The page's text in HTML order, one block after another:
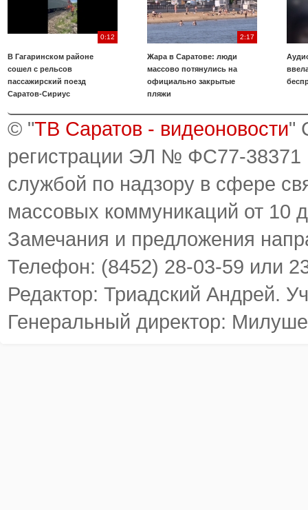
0:12
В Гагаринском районе
сошел с рельсов
пассажирский поезд
Саратов-Сириус
2:17
Жара в Саратове: люди
массово потянулись на
официально закрытые
пляжи
© "ТВ Саратов - видеоновости"
регистрации ЭЛ № ФС77-38371
службой по надзору в сфере
массовых коммуникаций от 10
Замечания и предложения
Телефон: (8452) 28-03-59 или
Редактор: Триадский Андрей.
Генеральный директор: